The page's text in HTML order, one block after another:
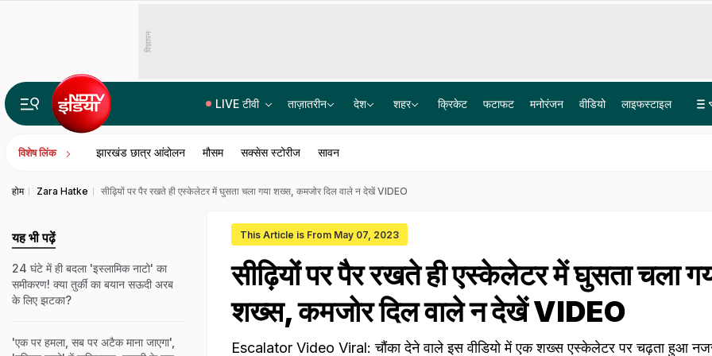
विज्ञापन
LIVE टीवी ताज़ातरीन देश शहर क्रिकेट फटाफट मनोरंजन वीडियो लाइफस्टाइल
विशेष लिंक झारखंड छात्र आंदोलन मौसम सक्सेस स्टोरीज सावन
होम Zara Hatke सीढ़ियों पर पैर रखते ही एस्केलेटर में घुसता चला गया शख्स, कमजोर दिल वाले न देखें VIDEO
This Article is From May 07, 2023
सीढ़ियों पर पैर रखते ही एस्केलेटर में घुसता चला
शख्स, कमजोर दिल वाले न देखें VIDEO
Escalator Video Viral: चौंका देने वाले इस वीडियो में एक शख्स एस्केलेटर पर चढ़ता हुआ
यह भी पढ़ें
24 घंटे में ही बदला 'इस्लामिक नाटो' का
समीकरण! क्या तुर्की का बयान सऊदी अरब
के लिए झटका?
'एक पर हमला, सब पर अटैक माना जाएगा',